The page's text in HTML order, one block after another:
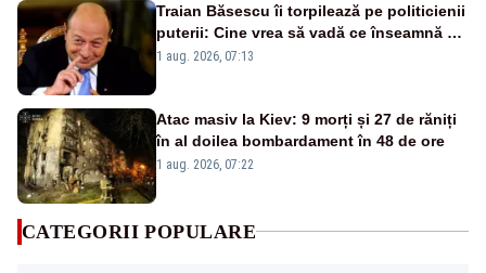
Traian Băsescu îi torpilează pe politicienii
puterii: Cine vrea să vadă ce înseamnă să
fii prost, se uită la România
1 aug. 2026, 07:13
Atac masiv la Kiev: 9 morți și 27 de răniți
în al doilea bombardament în 48 de ore
1 aug. 2026, 07:22
CATEGORII POPULARE